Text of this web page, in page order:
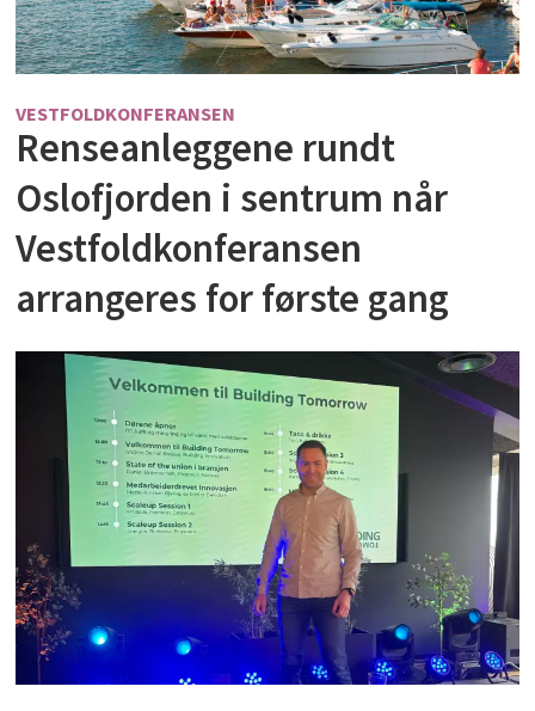
VESTFOLDKONFERANSEN
Renseanleggene rundt
Oslofjorden i sentrum når
Vestfoldkonferansen
arrangeres for første gang